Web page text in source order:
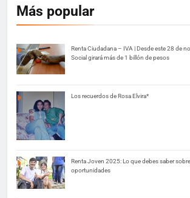
Más popular
Renta Ciudadana – IVA | Desde este 28 de
Social girará más de 1 billón de pesos
Los recuerdos de Rosa Elvira*
Renta Joven 2025: Lo que debes saber
oportunidades